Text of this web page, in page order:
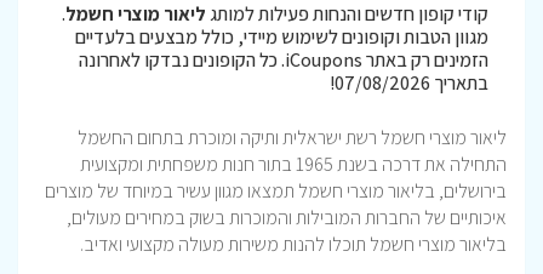
קודי קופון חדשים והנחות פעילות למותגליאור מוצרי חשמל.
מגוון הטבות וקופונים לשימוש מיידי, כולל מבצעים בלעדיים
הזמינים רק באתר iCoupons. כל הקופונים נבדקו לאחרונה
בתאריך 07/08/2026!
ליאור מוצרי חשמל רשת ישראלית ותיקה ומוכרת בתחום החשמל
התחילה את דרכה בשנת 1965 בתור חנות משפחתית ומקצועית
בירושלים, בליאור מוצרי חשמל תמצאו מגוון עשיר במיוחד של מוצרים
איכותיים של החברות המובילות והמוכרות בשוק במחירים מעולים,
בליאור מוצרי חשמל תוכלו להנות משירות מעולה מקצועי ואדיב.